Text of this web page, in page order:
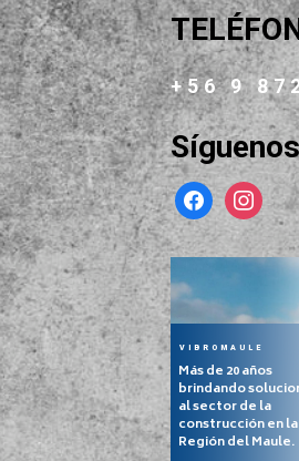
+56 9
Síguenos
facebookinstagram
VIBROMAULE
Más de 20 años
brindando
al sector de la
construcción en la
Región del Maule.